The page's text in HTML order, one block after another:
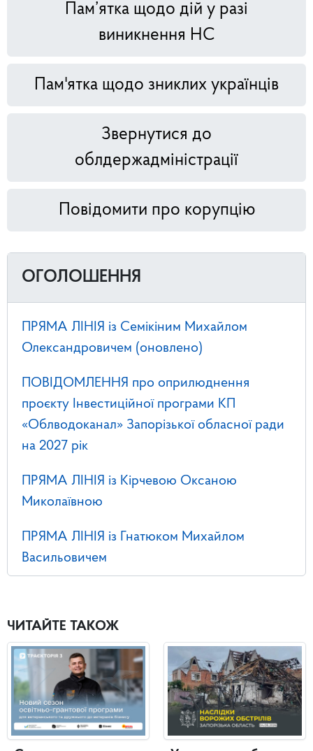
Пам’ятка щодо дій у разі
виникнення НС
Пам'ятка щодо зниклих українців
Звернутися до
облдержадміністрації
Повідомити про корупцію
ОГОЛОШЕННЯ
ПРЯМА ЛІНІЯ із Семікіним Михайлом
Олександровичем (оновлено)
ПОВІДОМЛЕННЯ про оприлюднення
проєкту Інвестиційної програми КП
«Облводоканал» Запорізької обласної ради
на 2027 рік
ПРЯМА ЛІНІЯ із Кірчевою Оксаною
Миколаївною
ПРЯМА ЛІНІЯ із Гнатюком Михайлом
Васильовичем
ЧИТАЙТЕ ТАКОЖ